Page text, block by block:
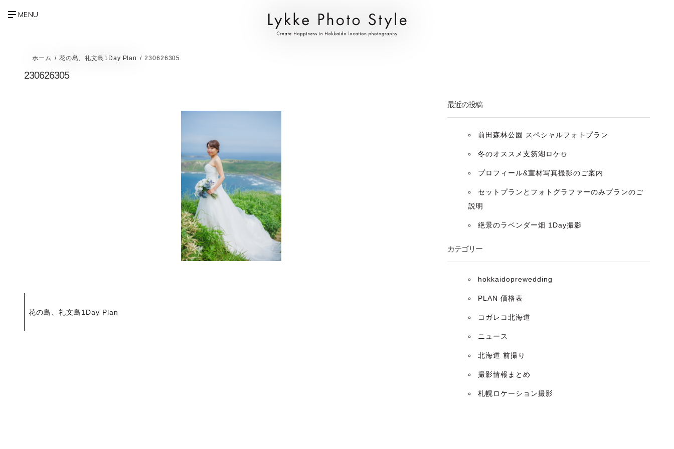
ホーム 花の島、礼文島1Day Plan 230626305
230626305
投
稿
花の島、礼文島1Day Plan
最近の投稿
前田森林公園 スペシャルフォトプラン
冬のオススメ支笏湖ロケ⛄️
プロフィール&宣材写真撮影のご案内
セットプランとフォトグラファーのみプランのご
説明
絶景のラベンダー畑 1Day撮影
カテゴリー
hokkaidoprewedding
PLAN 価格表
コガレコ北海道
ニュース
北海道 前撮り
撮影情報まとめ
札幌ロケーション撮影